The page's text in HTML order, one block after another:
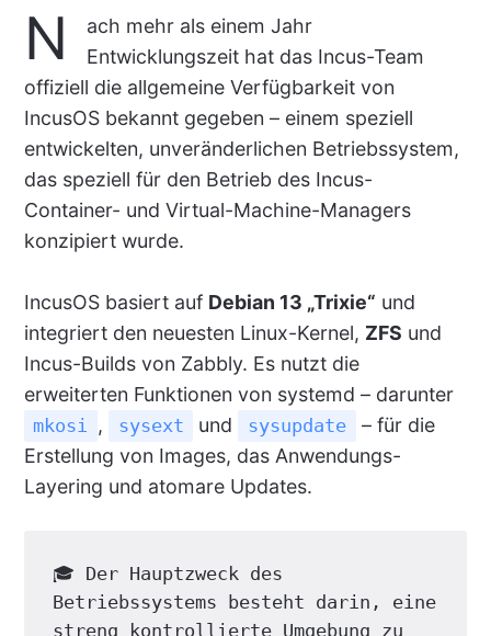
N
ach mehr als einem Jahr
Entwicklungszeit hat das Incus-Team
offiziell die allgemeine Verfügbarkeit von
IncusOS bekannt gegeben – einem speziell
entwickelten, unveränderlichen Betriebssystem,
das speziell für den Betrieb des Incus-
Container- und Virtual-Machine-Managers
konzipiert wurde.
IncusOS basiert auf Debian 13 „Trixie“ und
integriert den neuesten Linux-Kernel, ZFS und
Incus-Builds von Zabbly. Es nutzt die
erweiterten Funktionen von systemd – darunter
mkosi , sysext und sysupdate
– für die
Erstellung von Images, das Anwendungs-
Layering und atomare Updates.
🎓 Der Hauptzweck des
Betriebssystems besteht darin, eine
streng kontrollierte Umgebung zu